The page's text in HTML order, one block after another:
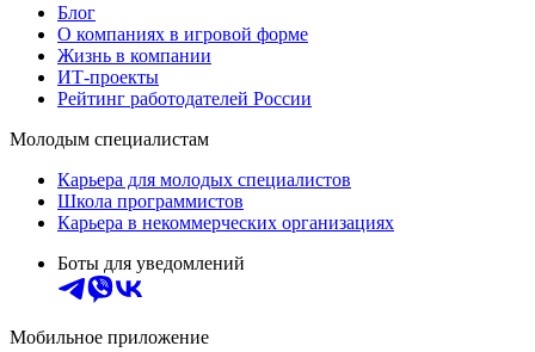
Блог
О компаниях в игровой форме
Жизнь в компании
ИТ-проекты
Рейтинг работодателей России
Молодым специалистам
Карьера для молодых специалистов
Школа программистов
Карьера в некоммерческих организациях
Боты для уведомлений
Мобильное приложение